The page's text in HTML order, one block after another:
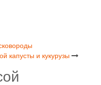
капусты и кукурузы